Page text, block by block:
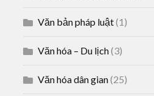
Văn bản pháp luật(1)
Văn hóa – Du lịch(3)
Văn hóa dân gian(25)